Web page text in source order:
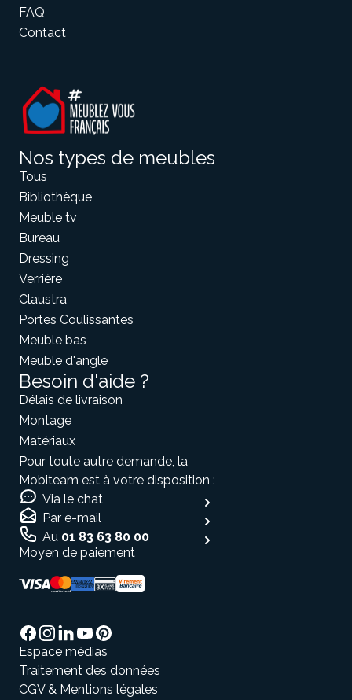
FAQ
Contact
Nos types de meubles
Tous
Bibliothèque
Meuble tv
Bureau
Dressing
Verrière
Claustra
Portes Coulissantes
Meuble bas
Meuble d'angle
Besoin d'aide ?
Délais de livraison
Montage
Matériaux
Pour toute autre demande, la
Mobiteam est à votre disposition :
Via le chat
Par e-mail
Au 01 83 63 80 00
Moyen de paiement
Espace médias
Traitement des données
CGV & Mentions légales
Salut c'est nous...
les Cookies !
ce site vous intéresse avant de vous
déranger, mais on aimerait bien vous accompagner pendant votre
visite...